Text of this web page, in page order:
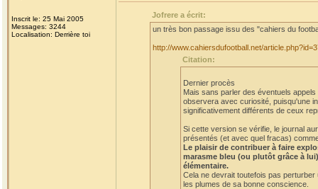
Inscrit le: 25 Mai 2005
Messages: 3244
Localisation: Derrière toi
Jofrere a écrit:
un très bon passage issu des "cahiers du
http://www.cahiersdufootball.net/
Citation:
Dernier procès
Mais sans parler des éventuels
observera avec curiosité, puisqu'une
significativement différents de ceux
Si cette version se vérifie, le journal
présentés (et avec quel fracas)
Le plaisir de contribuer à faire
marasme bleu (ou plutôt grâce à
élémentaire.
Cela ne devrait toutefois pas
les plumes de sa bonne conscience.